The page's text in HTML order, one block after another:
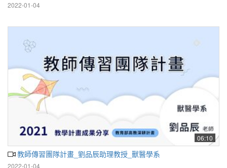
2022-01-04
06:10
教師傳習團隊計畫_劉品辰助理教授_獸醫學系
2022-01-04